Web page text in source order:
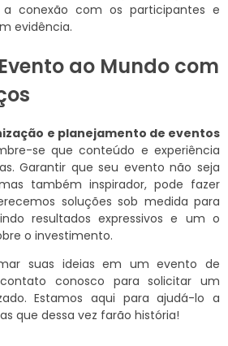
a conexão com os participantes e
evidência.
ao Mundo com
e planejamento de eventos
se que conteúdo e experiência
Garantir que seu evento não seja
também inspirador, pode fazer
soluções sob medida para
resultados expressivos e um o
o investimento.
suas ideias em um evento de
conosco para solicitar um
Estamos aqui para ajudá-lo a
que dessa vez farão história!